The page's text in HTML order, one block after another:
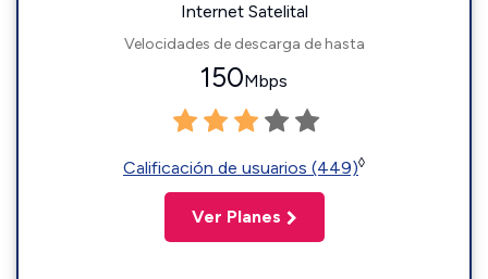
Internet Satelital
Velocidades de descarga de hasta
150Mbps
Calificación de usuarios (449)◊
Ver Planes